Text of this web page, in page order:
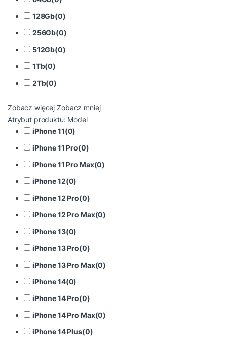
128Gb(0)
256Gb(0)
512Gb(0)
1Tb(0)
2Tb(0)
Zobacz więcej Zobacz mniej
Atrybut produktu: Model
iPhone 11(0)
iPhone 11 Pro(0)
iPhone 11 Pro Max(0)
iPhone 12(0)
iPhone 12 Pro(0)
iPhone 12 Pro Max(0)
iPhone 13(0)
iPhone 13 Pro(0)
iPhone 13 Pro Max(0)
iPhone 14(0)
iPhone 14 Pro(0)
iPhone 14 Pro Max(0)
iPhone 14 Plus(0)